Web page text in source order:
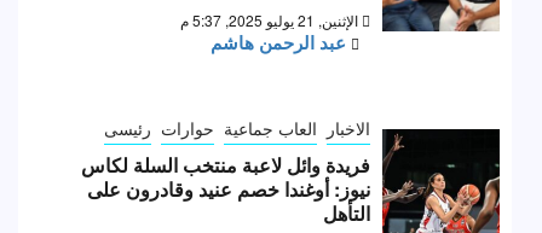
الإثنين, 21 يوليو 2025, 5:37 م
عبد الرحمن هاشم
الاخبار العاب جماعية حوارات رئيسى
فريدة وائل لاعبة منتخب السلة لكاس
نيوز: أوغندا خصم عنيد وقادرون على
التأهل